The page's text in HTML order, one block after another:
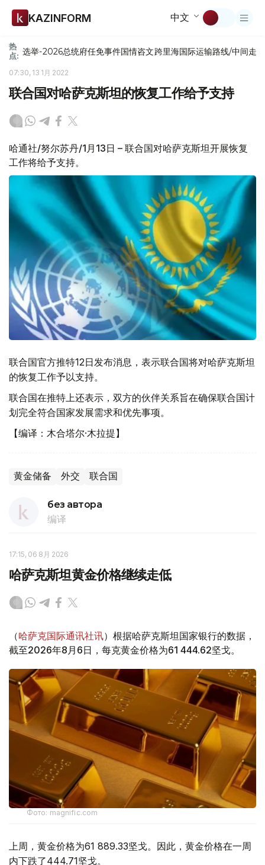
KAZINFORM 中文
热
点: 选举-2026总统府任免事件国情咨文跨里海国际运输路线/中间走廊
07:30, 13 1月 2022
联合国对哈萨克斯坦的恢复工作给予支持
哈通社/努尔苏丹/1月13日 – 联合国对哈萨克斯坦开展恢复
工作将给予支持。
联合国官方推特12日发布消息，表示联合国将对哈萨克斯坦
的恢复工作予以支持。
联合国在推特上还表示，双方的伙伴关系旨在确保联合国计
划完全符合国家发展需求和优先事项。
【编译：木合塔尔·木拉提】
黄金储备 外交 联合国
без автора
编译
17:15, 06 8月 2026
哈萨克斯坦黄金价格继续走低
（哈萨克国际通讯社讯）根据哈萨克斯坦国家银行的数据，
截至2026年8月6日，每克黄金价格为61 444.62坚戈。
Фото: magnific.com
上周，黄金价格为61 889.33坚戈。因此，黄金价格在一周
内下跌了444.71坚戈。